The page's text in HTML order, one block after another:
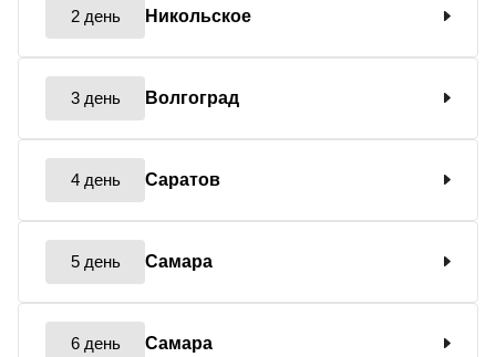
2 день Никольское
3 день Волгоград
4 день Саратов
5 день Самара
6 день Самара